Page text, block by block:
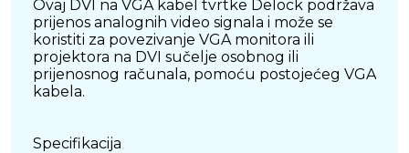
Ovaj DVI na VGA kabel tvrtke Delock podržava
prijenos analognih video signala i može se
koristiti za povezivanje VGA monitora ili
projektora na DVI sučelje osobnog ili
prijenosnog računala, pomoću postojećeg VGA
kabela.
Specifikacija